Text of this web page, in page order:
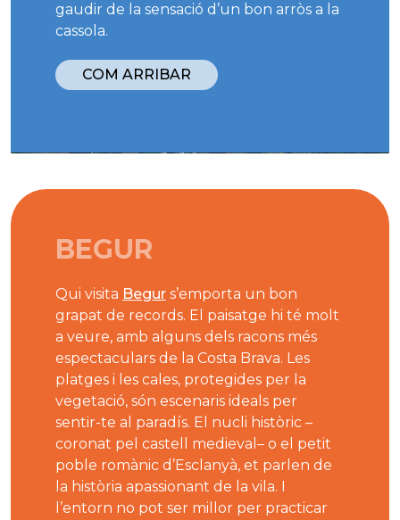
gaudir de la sensació d’un bon arròs a la
cassola.
COM ARRIBAR
BEGUR
Qui visita Begur s’emporta un bon
grapat de records. El paisatge hi té molt
a veure, amb alguns dels racons més
espectaculars de la Costa Brava. Les
platges i les cales, protegides per la
vegetació, són escenaris ideals per
sentir-te al paradís. El nucli històric –
coronat pel castell medieval– o el petit
poble romànic d’Esclanyà, et parlen de
la història apassionant de la vila. I
l’entorn no pot ser millor per practicar